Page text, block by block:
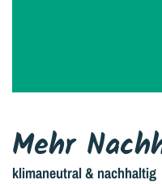
Mehr
klimaneutral & nachhaltig